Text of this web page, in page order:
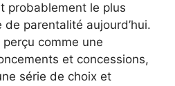
probablement le plus
de parentalité aujourd’hui.
comme une
et concessions,
série de choix et